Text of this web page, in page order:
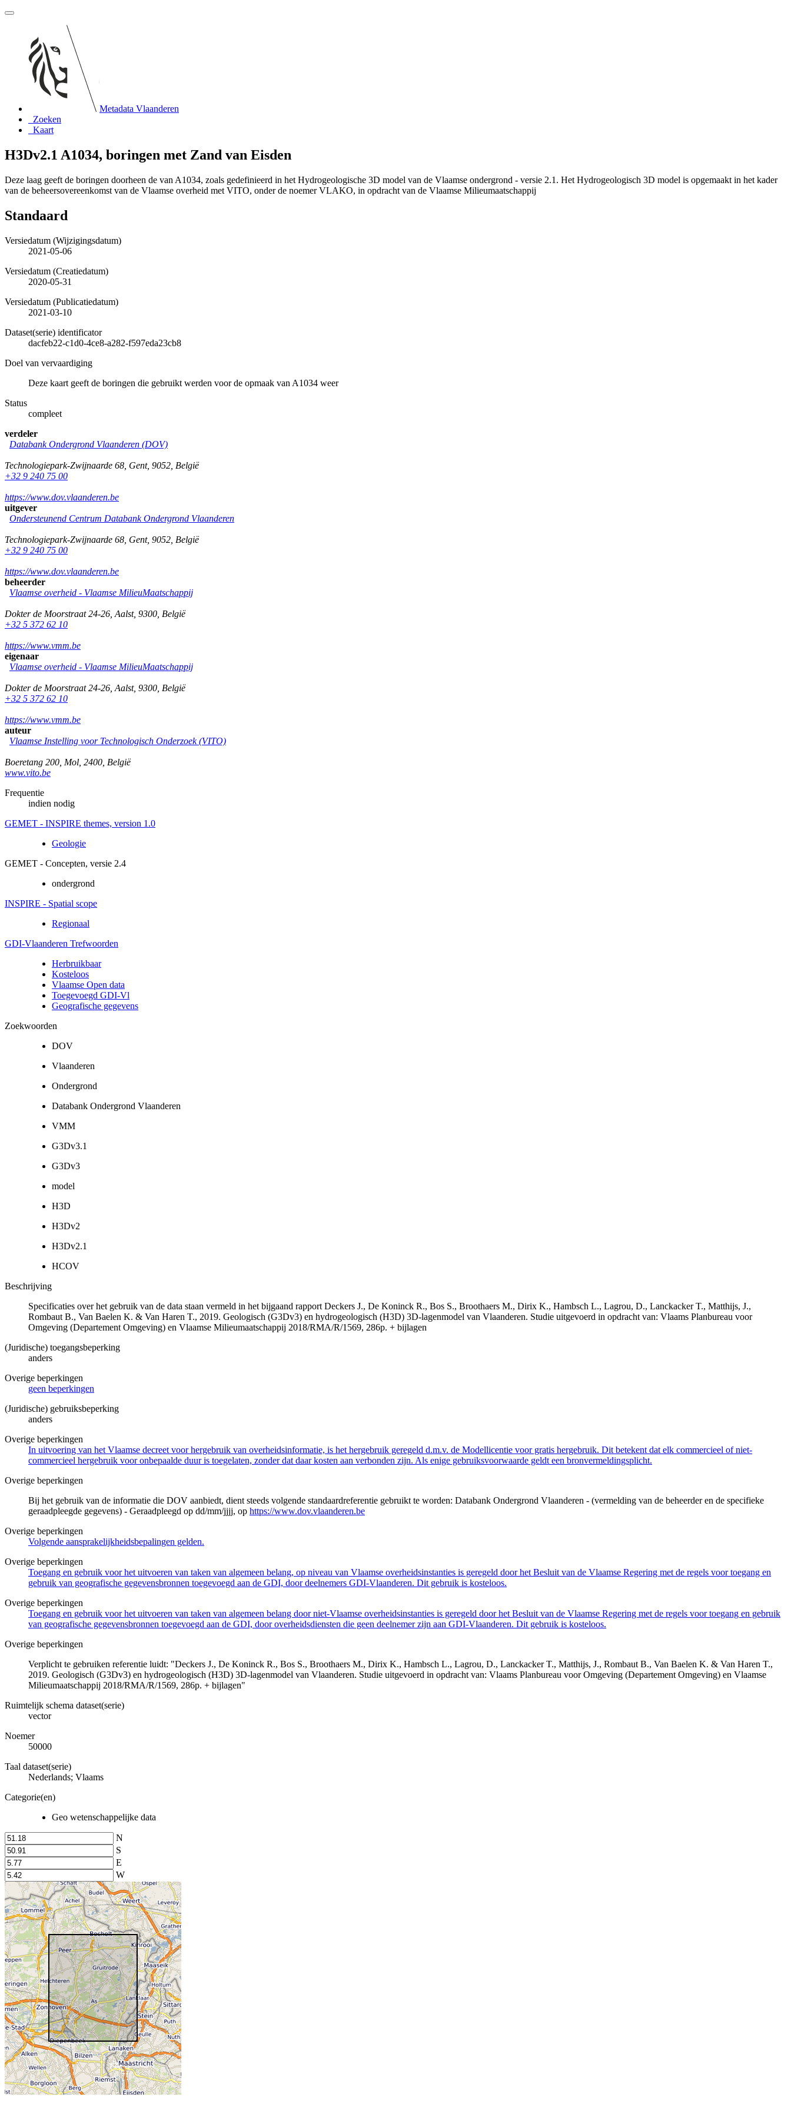
Metadata Vlaanderen
Zoeken
Kaart
H3Dv2.1 A1034, boringen met Zand van Eisden
Deze laag geeft de boringen doorheen de van A1034, zoals gedefinieerd in het Hydrogeologische 3D model van de Vlaamse ondergrond - versie 2.1. Het Hydrogeologisch 3D model is opgemaakt in het kader
van de beheersovereenkomst van de Vlaamse overheid met VITO, onder de noemer VLAKO, in opdracht van de Vlaamse Milieumaatschappij
Standaard
Versiedatum (Wijzigingsdatum)
2021-05-06
Versiedatum (Creatiedatum)
2020-05-31
Versiedatum (Publicatiedatum)
2021-03-10
Dataset(serie) identificator
dacfeb22-c1d0-4ce8-a282-f597eda23cb8
Doel van vervaardiging
Deze kaart geeft de boringen die gebruikt werden voor de opmaak van A1034 weer
Status
compleet
verdeler
Databank Ondergrond Vlaanderen (DOV)
Technologiepark-Zwijnaarde 68 Gent, 9052 België
+32 9 240 75 00
https://www.dov.vlaanderen.be
uitgever
Ondersteunend Centrum Databank Ondergrond Vlaanderen
Technologiepark-Zwijnaarde 68 Gent, 9052 België
+32 9 240 75 00
https://www.dov.vlaanderen.be
beheerder
Vlaamse overheid - Vlaamse MilieuMaatschappij
Dokter de Moorstraat 24-26 Aalst, 9300 België
+32 5 372 62 10
https://www.vmm.be
eigenaar
Vlaamse overheid - Vlaamse MilieuMaatschappij
Dokter de Moorstraat 24-26 Aalst, 9300 België
+32 5 372 62 10
https://www.vmm.be
auteur
Vlaamse Instelling voor Technologisch Onderzoek (VITO)
Boeretang 200 Mol 2400 België
www.vito.be
Frequentie
indien nodig
GEMET - INSPIRE themes, version 1.0
Geologie
GEMET - Concepten, versie 2.4
ondergrond
INSPIRE - Spatial scope
Regionaal
GDI-Vlaanderen Trefwoorden
Herbruikbaar
Kosteloos
Vlaamse Open data
Toegevoegd GDI-Vl
Geografische gegevens
Zoekwoorden
DOV
Vlaanderen
Ondergrond
Databank Ondergrond Vlaanderen
VMM
G3Dv3.1
G3Dv3
model
H3D
H3Dv2
H3Dv2.1
HCOV
Beschrijving
Specificaties over het gebruik van de data staan vermeld in het bijgaand rapport Deckers J., De Koninck R., Bos S., Broothaers M., Dirix K., Hambsch L., Lagrou, D., Lanckacker T., Matthijs, J.,
Rombaut B., Van Baelen K. & Van Haren T., 2019. Geologisch (G3Dv3) en hydrogeologisch (H3D) 3D-lagenmodel van Vlaanderen. Studie uitgevoerd in opdracht van: Vlaams Planbureau voor
Omgeving (Departement Omgeving) en Vlaamse Milieumaatschappij 2018/RMA/R/1569, 286p. + bijlagen
(Juridische) toegangsbeperking
anders
Overige beperkingen
geen beperkingen
(Juridische) gebruiksbeperking
anders
Overige beperkingen
In uitvoering van het Vlaamse decreet voor hergebruik van overheidsinformatie, is het hergebruik geregeld d.m.v. de Modellicentie voor gratis hergebruik. Dit betekent dat elk commercieel of niet-
commercieel hergebruik voor onbepaalde duur is toegelaten, zonder dat daar kosten aan verbonden zijn. Als enige gebruiksvoorwaarde geldt een bronvermeldingsplicht.
Overige beperkingen
Bij het gebruik van de informatie die DOV aanbiedt, dient steeds volgende standaardreferentie gebruikt te worden: Databank Ondergrond Vlaanderen - (vermelding van de beheerder en de specifieke
geraadpleegde gegevens) - Geraadpleegd op dd/mm/jjjj, op https://www.dov.vlaanderen.be
Overige beperkingen
Volgende aansprakelijkheidsbepalingen gelden.
Overige beperkingen
Toegang en gebruik voor het uitvoeren van taken van algemeen belang, op niveau van Vlaamse overheidsinstanties is geregeld door het Besluit van de Vlaamse Regering met de regels voor toegang en
gebruik van geografische gegevensbronnen toegevoegd aan de GDI, door deelnemers GDI-Vlaanderen. Dit gebruik is kosteloos.
Overige beperkingen
Toegang en gebruik voor het uitvoeren van taken van algemeen belang door niet-Vlaamse overheidsinstanties is geregeld door het Besluit van de Vlaamse Regering met de regels voor toegang en gebruik
van geografische gegevensbronnen toegevoegd aan de GDI, door overheidsdiensten die geen deelnemer zijn aan GDI-Vlaanderen. Dit gebruik is kosteloos.
Overige beperkingen
Verplicht te gebruiken referentie luidt: "Deckers J., De Koninck R., Bos S., Broothaers M., Dirix K., Hambsch L., Lagrou, D., Lanckacker T., Matthijs, J., Rombaut B., Van Baelen K. & Van Haren T.,
2019. Geologisch (G3Dv3) en hydrogeologisch (H3D) 3D-lagenmodel van Vlaanderen. Studie uitgevoerd in opdracht van: Vlaams Planbureau voor Omgeving (Departement Omgeving) en Vlaamse
Milieumaatschappij 2018/RMA/R/1569, 286p. + bijlagen"
Ruimtelijk schema dataset(serie)
vector
Noemer
50000
Taal dataset(serie)
Nederlands; Vlaams
Categorie(en)
Geo wetenschappelijke data
N
S
E
W